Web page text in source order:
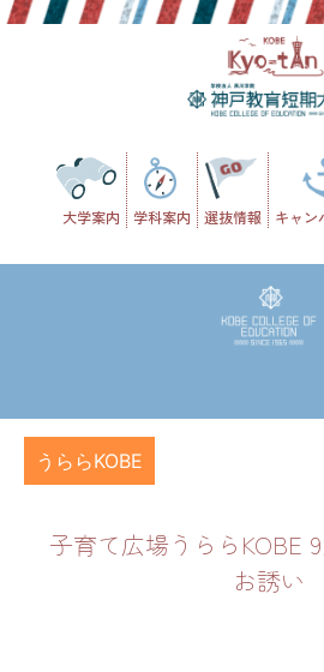
Skip
to
大学案内 学科案内 選抜情報 キャン
うららKOBE
子育て広場うららKOBE
お誘い